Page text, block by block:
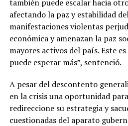
también puede escalar hacia
afectando la paz y estabilidad
manifestaciones violentas
económica y amenazan la paz
mayores activos del país. Este
puede esperar más”, sentenció.
A pesar del descontento
en la crisis una oportunidad
redireccione su estrategia y
cuestionadas del aparato